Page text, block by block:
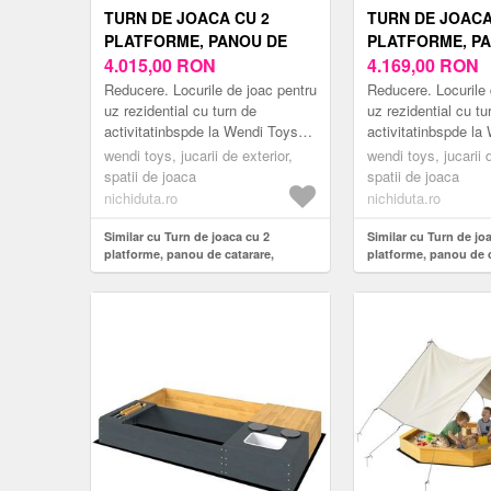
TURN DE JOACA CU 2
PLATFORME, PANOU DE
CATARARE, TOBOGAN,
LEAGAN, MASUTA DE
PICNIC CU BANCUTE SI
LADA DE NISIP
4.015,00 RON
Reducere. Locurile de joac pentru
uz rezidential cu turn de
activitatinbspde la Wendi Toys
sunt destinate copiilor avand
varsta cuprinsa icircntre 3 i 10
ani...
wendi toys, jucarii de exterior,
spatii de joaca
nichiduta.ro
Similar cu Turn de joaca cu 2
platforme, panou de catarare,
tobogan, leagan, masuta de picnic
cu bancute si lada de nisip
TURN DE
PLATFORME,
CATARARE,
LEAGANE,
PICNIC CU
LADA DE NISIP
4.169,00 RON
Reducere.
uz rezidential cu
activitatinbspde la
sunt destinate
varsta cuprinsa
ani...
wendi toys, jucarii
spatii de joaca
nichiduta.ro
Similar cu Turn de
platforme, panou de
tobogan, 2 leagane,
picnic cu bancute si